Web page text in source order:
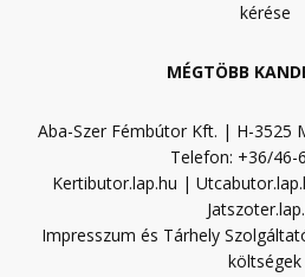
kérése
MÉGTÖBB
Aba-Szer Fémbútor Kft. | H-3525
Telefon: +36/46-
Kertibutor.lap.hu |
Impresszum és Tárhely
költségek